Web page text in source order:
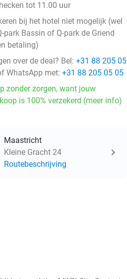
tot 11.00 uur
bij het hotel niet mogelijk (wel
park Bassin of Q-park de Griend
betaling)
over de deal? Bel: +31 88 205 05
WhatsApp met: +31 88 205 05 05
zonder zorgen, want jouw
is 100% verzekerd (meer info)
Maastricht
Kleine Gracht 24
Routebeschrijving